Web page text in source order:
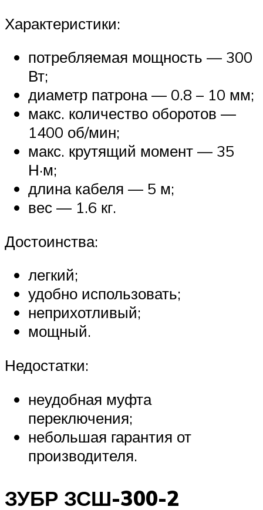
Характеристики:
потребляемая мощность — 300
Вт;
диаметр патрона — 0.8 – 10 мм;
макс. количество оборотов —
1400 об/мин;
макс. крутящий момент — 35
Н·м;
длина кабеля — 5 м;
вес — 1.6 кг.
Достоинства:
легкий;
удобно использовать;
неприхотливый;
мощный.
Недостатки:
неудобная муфта
переключения;
небольшая гарантия от
производителя.
ЗУБР ЗСШ-300-2